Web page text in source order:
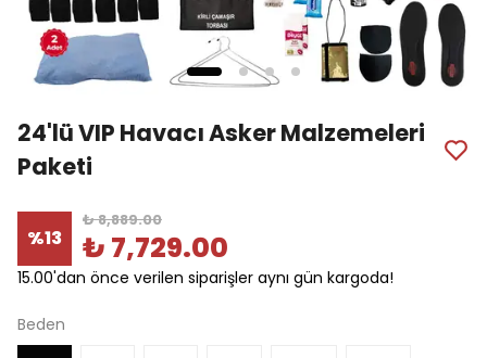
24'lü VIP Havacı Asker Malzemeleri
Paketi
%13
₺ 8,889.00
₺ 7,729.00
15.00'dan önce verilen siparişler aynı gün kargoda!
Beden